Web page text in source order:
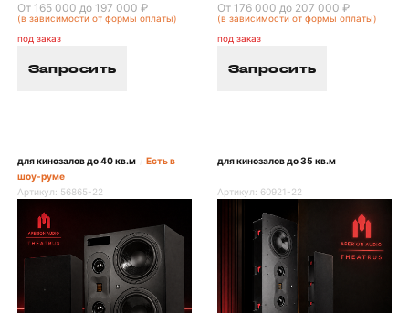
От 165 000 до 197 000 ₽
(в зависимости от формы оплаты)
под заказ
Запросить
От 176 000 до 207 000 ₽
(в зависимости от формы оплаты)
под заказ
Запросить
для кинозалов до 40 кв.м
Есть в
шоу-руме
Артикул: 56865-22
для кинозалов до 35 кв.м
Артикул: 60921-22